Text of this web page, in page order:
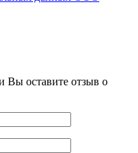
Вы оставите отзыв о